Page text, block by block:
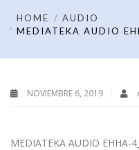
HOME
AUDIO
MEDIATEKA AUDIO
NOVIEMBRE 6, 2019
MEDIATEKA AUDIO EHHA-